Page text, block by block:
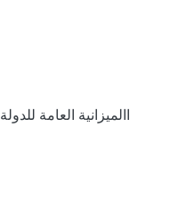
االميزانية العامة للدولة